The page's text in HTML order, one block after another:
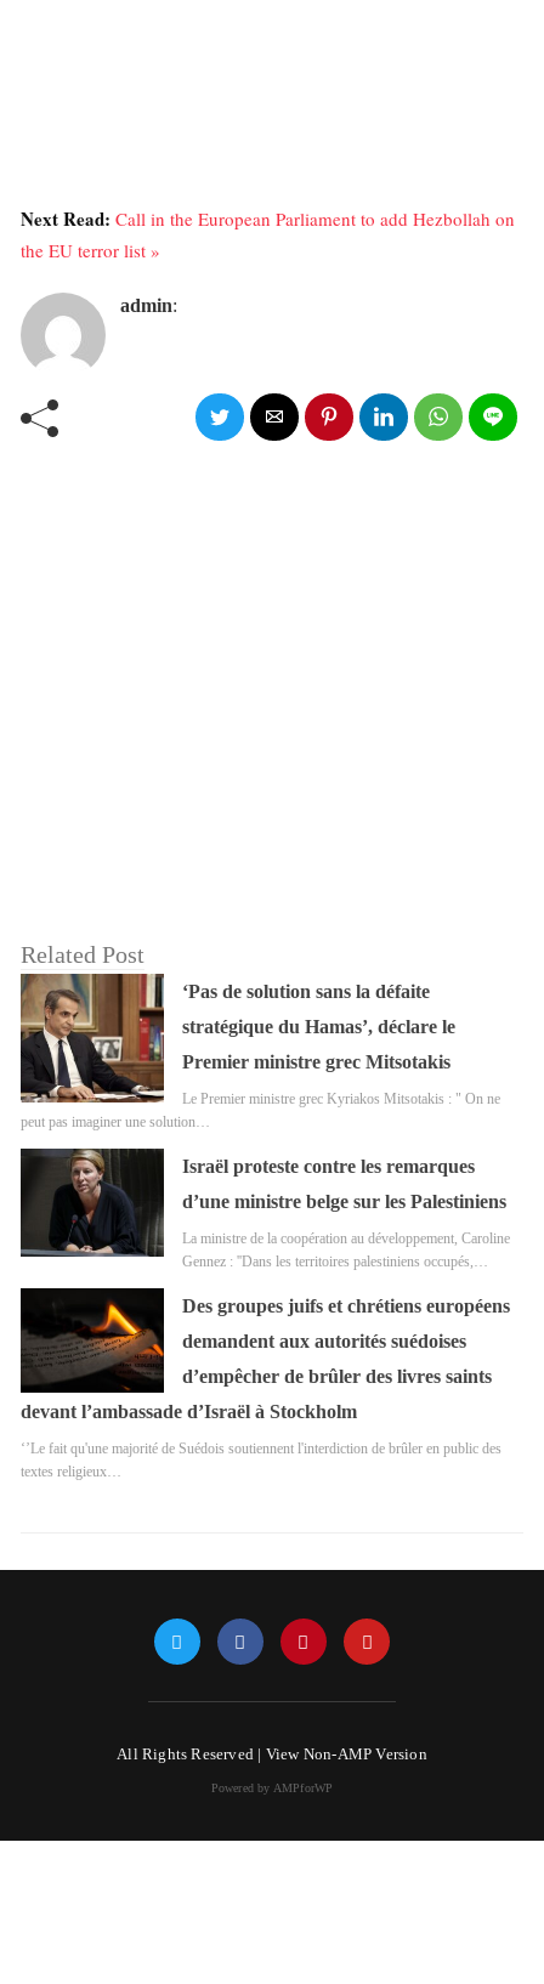
Next Read: Call in the European Parliament to add Hezbollah on
the EU terror list »
admin:
Related Post
‘Pas de solution sans la défaite
stratégique du Hamas’, déclare le
Premier ministre grec Mitsotakis
Le Premier ministre grec Kyriakos Mitsotakis : " On ne
peut pas imaginer une solution…
Israël proteste contre les remarques
d’une ministre belge sur les Palestiniens
La ministre de la coopération au développement, Caroline
Gennez : ''Dans les territoires palestiniens occupés,…
Des groupes juifs et chrétiens européens
demandent aux autorités suédoises
d’empêcher de brûler des livres saints
devant l’ambassade d’Israël à Stockholm
‘’Le fait qu'une majorité de Suédois soutiennent l'interdiction de brûler en public des
textes religieux…
All Rights Reserved | View Non-AMP Version
Powered by AMPforWP